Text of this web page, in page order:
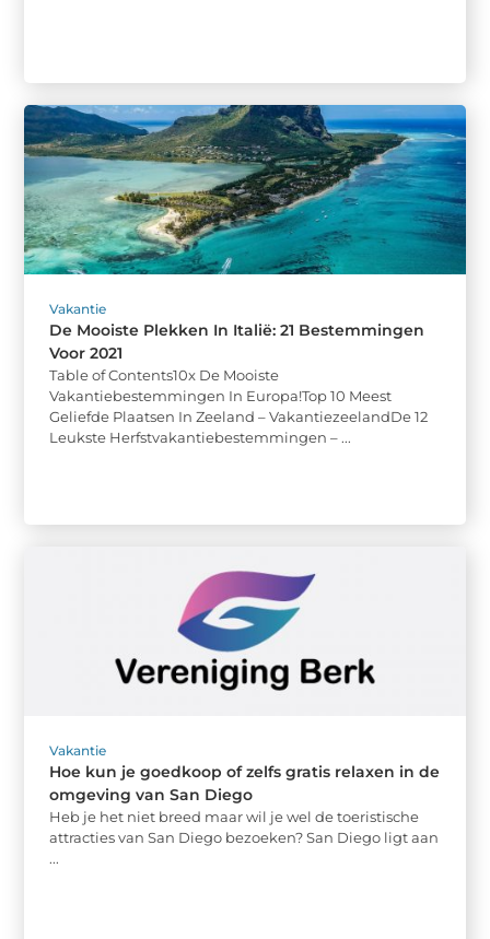
Vakantie
De Mooiste Plekken In Italië: 21 Bestemmingen
Voor 2021
Table of Contents10x De Mooiste
Vakantiebestemmingen In Europa!Top 10 Meest
Geliefde Plaatsen In Zeeland – VakantiezeelandDe 12
Leukste Herfstvakantiebestemmingen – ...
Vakantie
Hoe kun je goedkoop of zelfs gratis relaxen in de
omgeving van San Diego
Heb je het niet breed maar wil je wel de toeristische
attracties van San Diego bezoeken? San Diego ligt aan
...